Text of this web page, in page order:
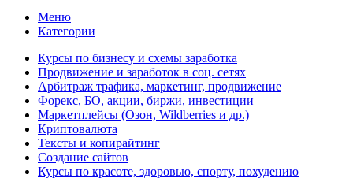
Меню
Категории
Курсы по бизнесу и схемы заработка
Продвижение и заработок в соц. сетях
Арбитраж трафика, маркетинг, продвижение
Форекс, БО, акции, биржи, инвестиции
Маркетплейсы (Озон, Wildberries и др.)
Криптовалюта
Тексты и копирайтинг
Создание сайтов
Курсы по красоте, здоровью, спорту, похудению